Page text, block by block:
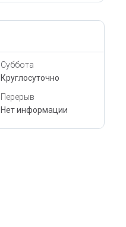
Суббота
Круглосуточно
Перерыв
Нет информации